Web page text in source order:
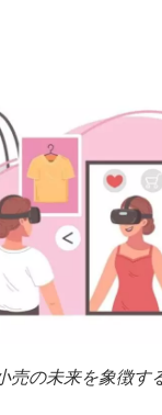
売の未来を象徴す